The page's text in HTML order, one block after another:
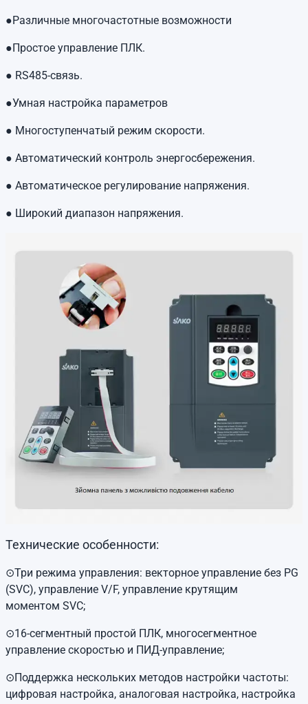
●Различные многочастотные возможности
●Простое управление ПЛК.
● RS485-связь.
●Умная настройка параметров
● Многоступенчатый режим скорости.
● Автоматический контроль энергосбережения.
● Автоматическое регулирование напряжения.
● Широкий диапазон напряжения.
Технические особенности:
⊙Три режима управления: векторное управление без PG
(SVC), управление V/F, управление крутящим
моментом SVC;
⊙16-сегментный простой ПЛК, многосегментное
управление скоростью и ПИД-управление;
⊙Поддержка нескольких методов настройки частоты:
цифровая настройка, аналоговая настройка, настройка